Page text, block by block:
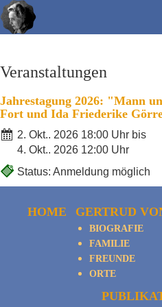
Veranstaltungen
Jahrestagung 2026: "Mann
Fort und Ida Friederike
2. Okt.. 2026 18:00 Uhr bis
4. Okt.. 2026 12:00 Uhr
Status: Anmeldung möglich
HOME GERTRUD
BIOGRAFIE
FAMILIE
FREUNDE
ORTE